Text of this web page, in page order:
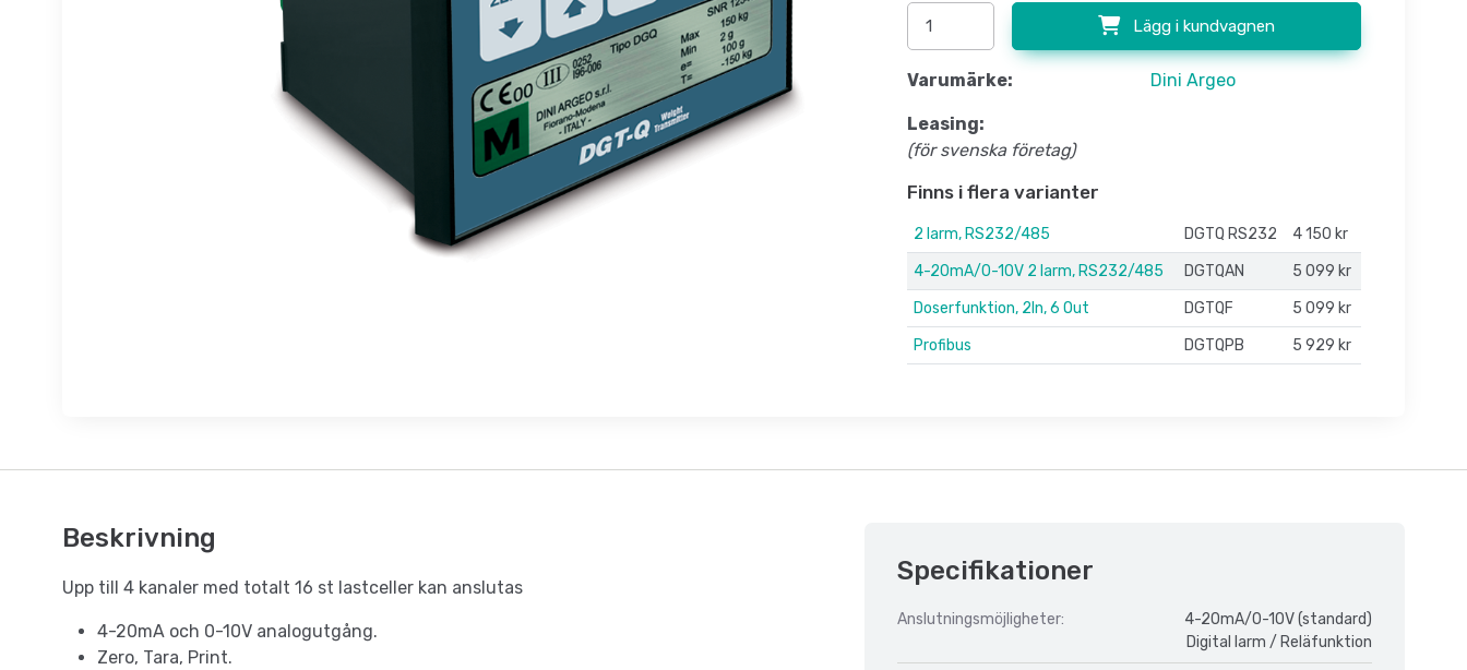
Lägg i kundvagnen
Varumärke: Dini Argeo
Leasing:
(för svenska företag)
Finns i flera varianter
2 larm, RS232/485 DGTQ RS232
4 150 kr
4-20mA/0-10V 2 larm, RS232/485
DGTQAN
5 099 kr
Doserfunktion, 2In, 6 Out
DGTQF
5 099 kr
Profibus
DGTQPB 5 929 kr
Beskrivning
Upp till 4 kanaler med totalt 16 st lastceller kan anslutas
4-20mA och 0-10V analogutgång.
Zero, Tara, Print.
Specifikationer
Anslutningsmöjligheter:
4-20mA/0-10V (standard)
Digital larm / Reläfunktion